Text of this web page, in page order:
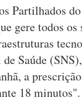
Partilhados
gere todos os
Saúde
a
18 minutos".